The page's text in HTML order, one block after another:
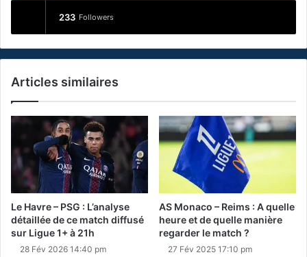
233 Followers
Articles similaires
Le Havre – PSG : L’analyse
détaillée de ce match diffusé
sur Ligue 1+ à 21h
28 Fév 2026 14:40 pm
AS Monaco – Reims : A quelle
heure et de quelle manière
regarder le match ?
27 Fév 2025 17:10 pm